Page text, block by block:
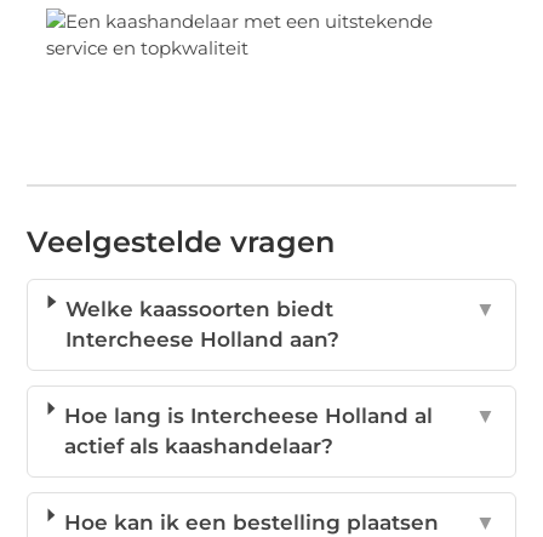
Veelgestelde vragen
Welke kaassoorten biedt
Intercheese Holland aan?
▼
Hoe lang is Intercheese Holland al
actief als kaashandelaar?
▼
Hoe kan ik een bestelling plaatsen
▼